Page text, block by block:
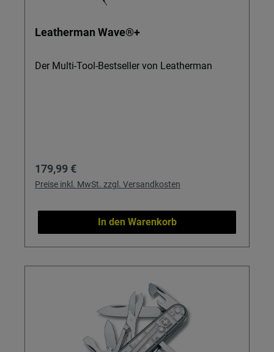
Leatherman Wave®+
Der Multi-Tool-Bestseller von Leatherman
Regulärer Preis:
179,99 €
Preise inkl. MwSt. zzgl. Versandkosten
In den Warenkorb